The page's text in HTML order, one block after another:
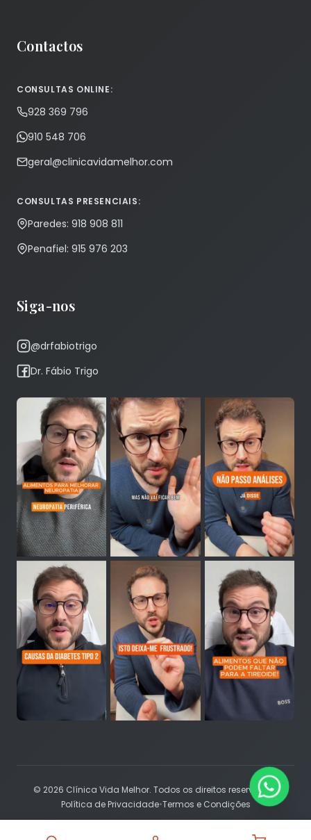
Contactos
CONSULTAS ONLINE:
928 369 796
910 548 706
geral@clinicavidamelhor.com
CONSULTAS PRESENCIAIS:
Paredes: 918 908 811
Penafiel: 915 976 203
Siga-nos
@drfabiotrigo
Dr. Fábio Trigo
© 2026 Clínica Vida Melhor. Todos os direitos reservados.
Política de Privacidade•Termos e Condições